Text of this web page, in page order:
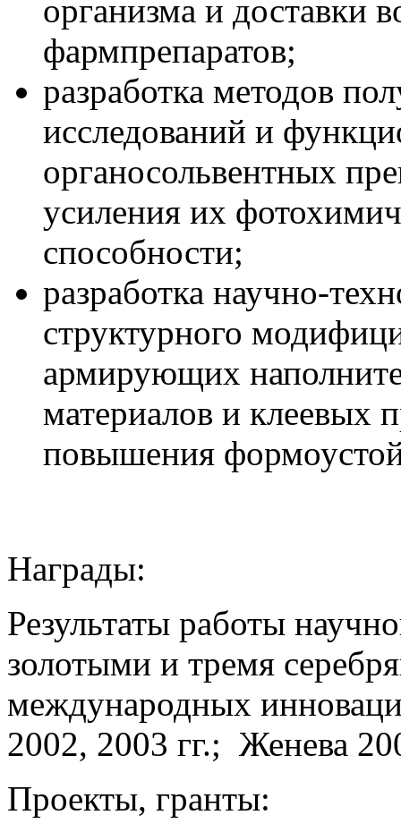
организма и доставки
фармпрепаратов;
разработка методов
исследований и
органосольвентных
усиления их
способности;
разработка научно-
структурного
армирующих
материалов и клеевых
повышения
Награды:
Результаты работы
золотыми и тремя
международных
2002, 2003 гг.; Женева
Проекты, гранты: